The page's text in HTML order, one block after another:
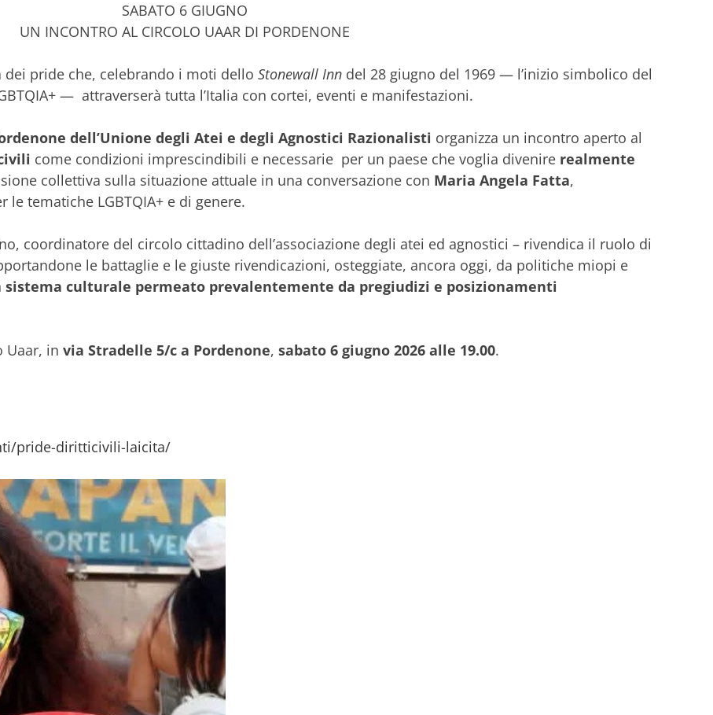
SABATO 6 GIUGNO
UN INCONTRO AL CIRCOLO UAAR DI PORDENONE
pride che, celebrando i moti dello Stonewall Inn del 28 giugno del 1969 — l’inizio simbolico del
— attraverserà tutta l’Italia con cortei, eventi e manifestazioni.
dell’Unione degli Atei e degli Agnostici Razionalisti organizza un incontro aperto al
come condizioni imprescindibili e necessarie per un paese che voglia divenire realmente
collettiva sulla situazione attuale in una conversazione con Maria Angela Fatta,
le tematiche LGBTQIA+ e di genere.
coordinatore del circolo cittadino dell’associazione degli atei ed agnostici – rivendica il ruolo di
le battaglie e le giuste rivendicazioni, osteggiate, ancora oggi, da politiche miopi e
sistema culturale permeato prevalentemente da pregiudizi e posizionamenti
Uaar, in via Stradelle 5/c a Pordenone, sabato 6 giugno 2026 alle 19.00.
pride-diritticivili-laicita/